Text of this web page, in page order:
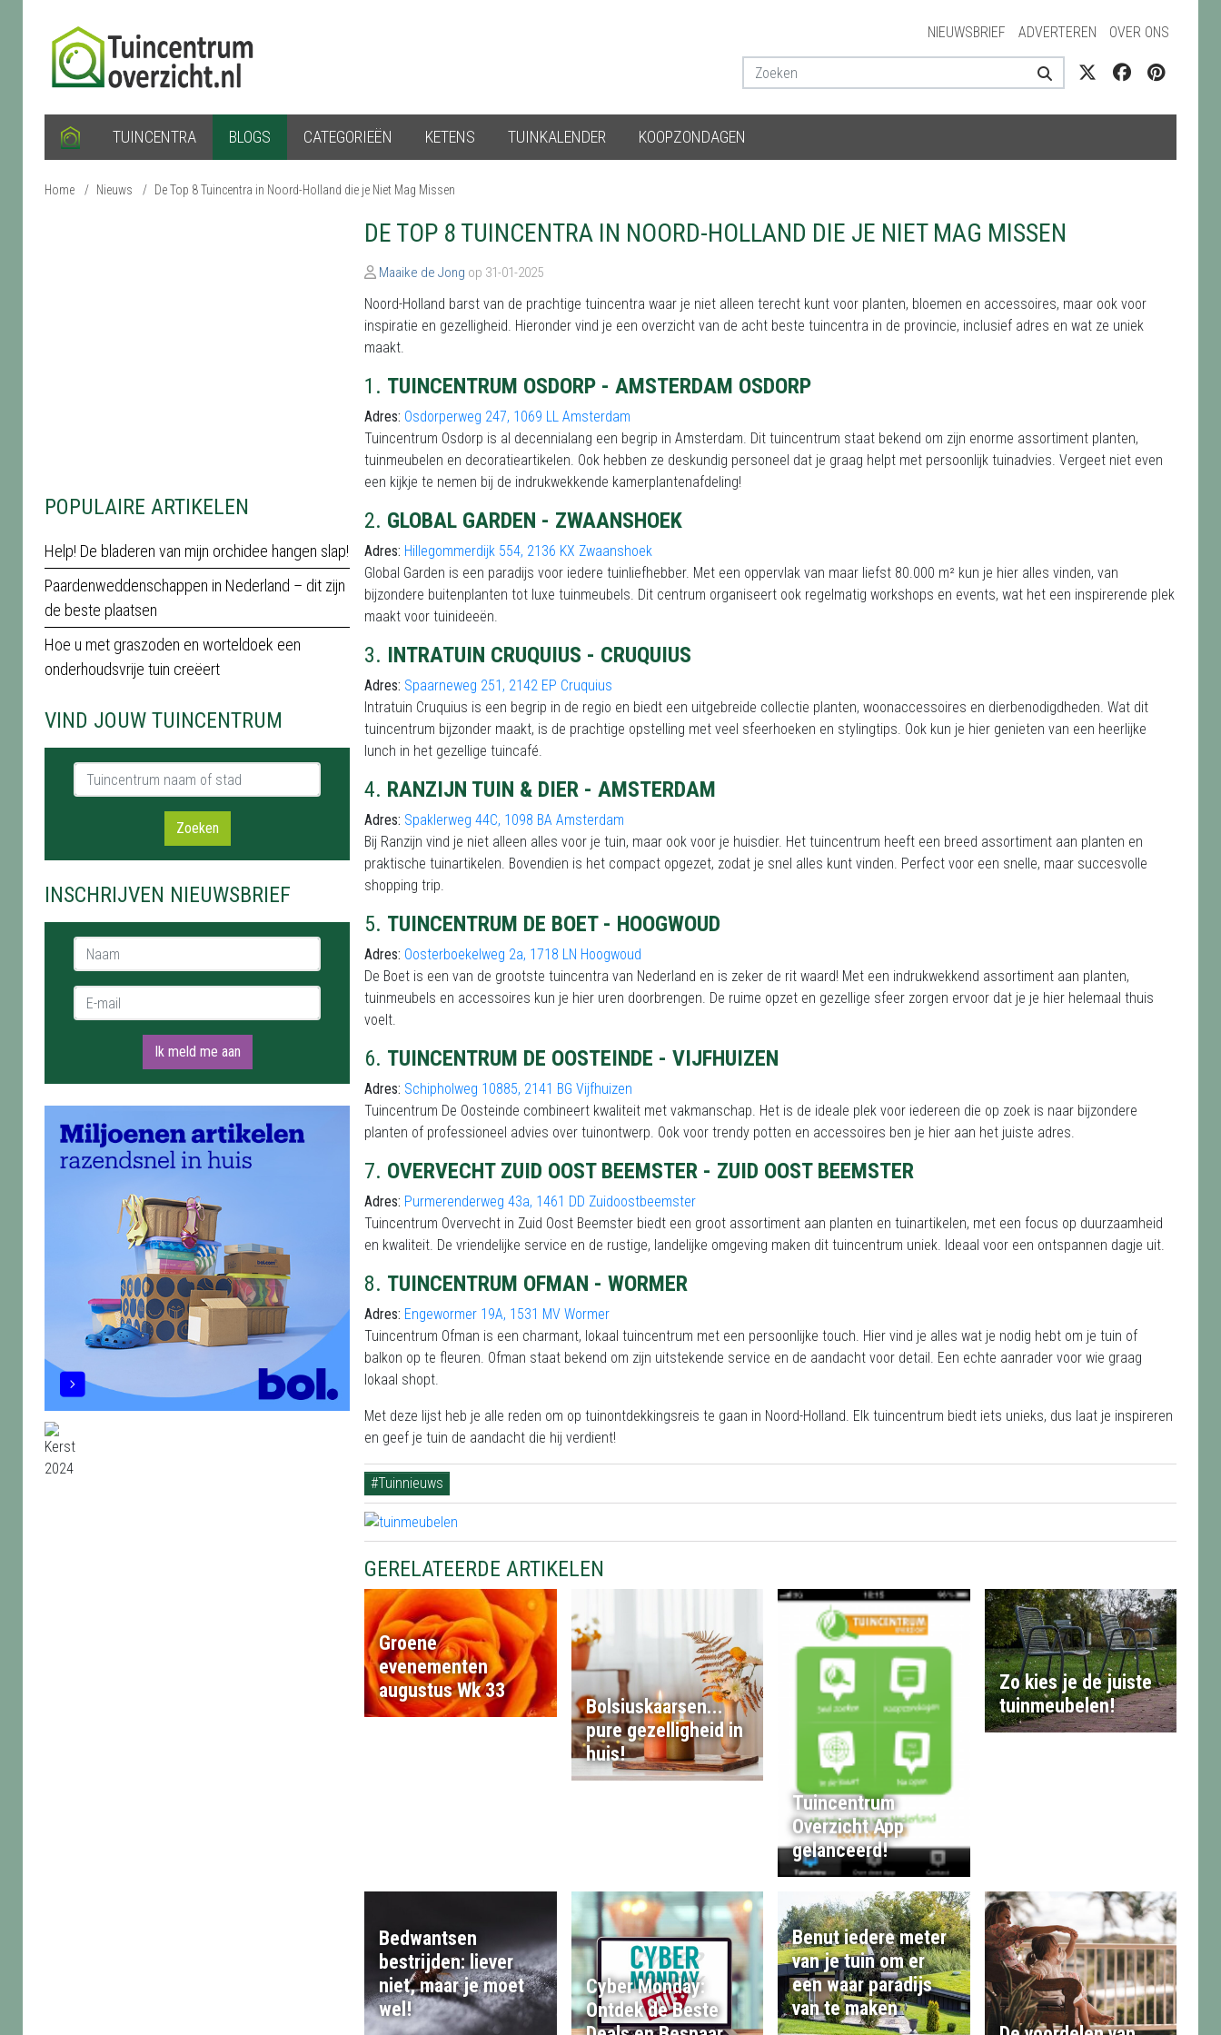
NIEUWSBRIEF ADVERTEREN OVER ONS
TUINCENTRA BLOGS CATEGORIEËN KETENS TUINKALENDER KOOPZONDAGEN
Home / Nieuws / De Top 8 Tuincentra in Noord-Holland die je Niet Mag Missen
POPULAIRE ARTIKELEN
Help! De bladeren van mijn orchidee hangen slap!
Paardenweddenschappen in Nederland – dit zijn
de beste plaatsen
Hoe u met graszoden en worteldoek een
onderhoudsvrije tuin creëert
VIND JOUW TUINCENTRUM
Tuincentrum naam of stad
Zoeken
INSCHRIJVEN NIEUWSBRIEF
Naam *
E-mail *
Ik meld me aan
DE TOP 8 TUINCENTRA IN NOORD-HOLLAND DIE JE NIET MAG MISSEN
Maaike de Jong op 31-01-2025
Noord-Holland barst van de prachtige tuincentra waar je niet alleen terecht kunt voor planten, bloemen en accessoires, maar ook voor
inspiratie en gezelligheid. Hieronder vind je een overzicht van de acht beste tuincentra in de provincie, inclusief adres en wat ze uniek
maakt.
1. TUINCENTRUM OSDORP - AMSTERDAM OSDORP
Adres: Osdorperweg 247, 1069 LL Amsterdam
Tuincentrum Osdorp is al decennialang een begrip in Amsterdam. Dit tuincentrum staat bekend om zijn enorme assortiment planten,
tuinmeubelen en decoratieartikelen. Ook hebben ze deskundig personeel dat je graag helpt met persoonlijk tuinadvies. Vergeet niet even
een kijkje te nemen bij de indrukwekkende kamerplantenafdeling!
2. GLOBAL GARDEN - ZWAANSHOEK
Adres: Hillegommerdijk 554, 2136 KX Zwaanshoek
Global Garden is een paradijs voor iedere tuinliefhebber. Met een oppervlak van maar liefst 80.000 m² kun je hier alles vinden, van
bijzondere buitenplanten tot luxe tuinmeubels. Dit centrum organiseert ook regelmatig workshops en events, wat het een inspirerende plek
maakt voor tuinideeën.
3. INTRATUIN CRUQUIUS - CRUQUIUS
Adres: Spaarneweg 251, 2142 EP Cruquius
Intratuin Cruquius is een begrip in de regio en biedt een uitgebreide collectie planten, woonaccessoires en dierbenodigdheden. Wat dit
tuincentrum bijzonder maakt, is de prachtige opstelling met veel sfeerhoeken en stylingtips. Ook kun je hier genieten van een heerlijke
lunch in het gezellige tuincafé.
4. RANZIJN TUIN & DIER - AMSTERDAM
Adres: Spaklerweg 44C, 1098 BA Amsterdam
Bij Ranzijn vind je niet alleen alles voor je tuin, maar ook voor je huisdier. Het tuincentrum heeft een breed assortiment aan planten en
praktische tuinartikelen. Bovendien is het compact opgezet, zodat je snel alles kunt vinden. Perfect voor een snelle, maar succesvolle
shopping trip.
5. TUINCENTRUM DE BOET - HOOGWOUD
Adres: Oosterboekelweg 2a, 1718 LN Hoogwoud
De Boet is een van de grootste tuincentra van Nederland en is zeker de rit waard! Met een indrukwekkend assortiment aan planten,
tuinmeubels en accessoires kun je hier uren doorbrengen. De ruime opzet en gezellige sfeer zorgen ervoor dat je je hier helemaal thuis
voelt.
6. TUINCENTRUM DE OOSTEINDE - VIJFHUIZEN
Adres: Schipholweg 10885, 2141 BG Vijfhuizen
Tuincentrum De Oosteinde combineert kwaliteit met vakmanschap. Het is de ideale plek voor iedereen die op zoek is naar bijzondere
planten of professioneel advies over tuinontwerp. Ook voor trendy potten en accessoires ben je hier aan het juiste adres.
7. OVERVECHT ZUID OOST BEEMSTER - ZUID OOST BEEMSTER
Adres: Purmerenderweg 43a, 1461 DD Zuidoostbeemster
Tuincentrum Overvecht in Zuid Oost Beemster biedt een groot assortiment aan planten en tuinartikelen, met een focus op duurzaamheid
en kwaliteit. De vriendelijke service en de rustige, landelijke omgeving maken dit tuincentrum uniek. Ideaal voor een ontspannen dagje uit.
8. TUINCENTRUM OFMAN - WORMER
Adres: Engewormer 19A, 1531 MV Wormer
Tuincentrum Ofman is een charmant, lokaal tuincentrum met een persoonlijke touch. Hier vind je alles wat je nodig hebt om je tuin of
balkon op te fleuren. Ofman staat bekend om zijn uitstekende service en de aandacht voor detail. Een echte aanrader voor wie graag
lokaal shopt.
Met deze lijst heb je alle reden om op tuinontdekkingsreis te gaan in Noord-Holland. Elk tuincentrum biedt iets unieks, dus laat je inspireren
en geef je tuin de aandacht die hij verdient!
#Tuinnieuws
GERELATEERDE ARTIKELEN
Groene
evenementen
augustus Wk 33
Bolsiuskaarsen...
pure gezelligheid in
huis!
Tuincentrum
Overzicht App
gelanceerd!
Zo kies je de juiste
tuinmeubelen!
Bedwantsen
bestrijden: liever
niet, maar je moet
wel!
Cyber Monday:
Ontdek de Beste
Benut iedere meter
van je tuin om er
een waar paradijs
van te maken